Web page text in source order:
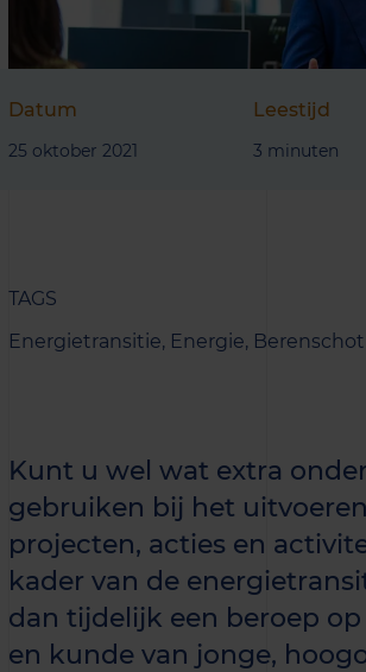
Datum
25 oktober 2021
Leestijd
3 minuten
TAGS
Energietransitie, Energie,
Kunt u wel wat extra
gebruiken bij het
projecten, acties en
kader van de
dan tijdelijk een beroep
en kunde van jonge,